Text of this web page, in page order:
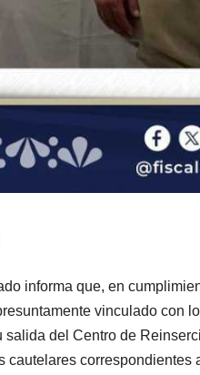
t
informa que, en
vinculado con
salida del Centro de
cautelares